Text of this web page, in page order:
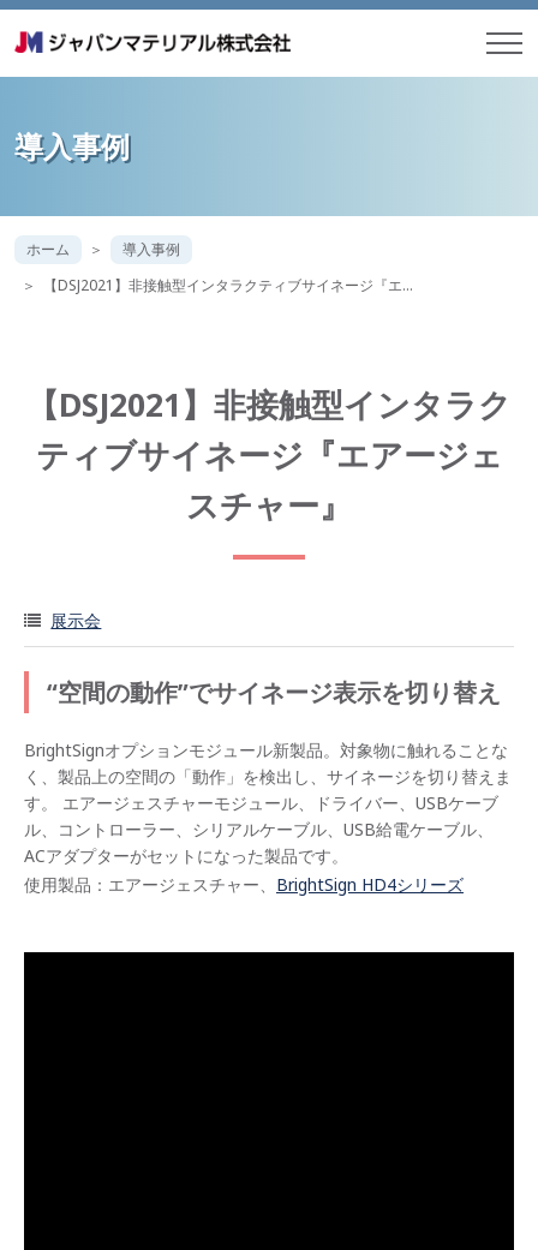
導入事例
ホーム
導入事例
【DSJ2021】非接触型インタラクティブサイネージ『エ…
【DSJ2021】非接触型インタラク
ティブサイネージ『エアージェ
スチャー』
展示会
“空間の動作”でサイネージ表示を切り替え
BrightSignオプションモジュール新製品。対象物に触れることな
く、製品上の空間の「動作」を検出し、サイネージを切り替えま
す。 エアージェスチャーモジュール、ドライバー、USBケーブ
ル、コントローラー、シリアルケーブル、USB給電ケーブル、
ACアダプターがセットになった製品です。
使用製品：エアージェスチャー、 BrightSign HD4シリーズ